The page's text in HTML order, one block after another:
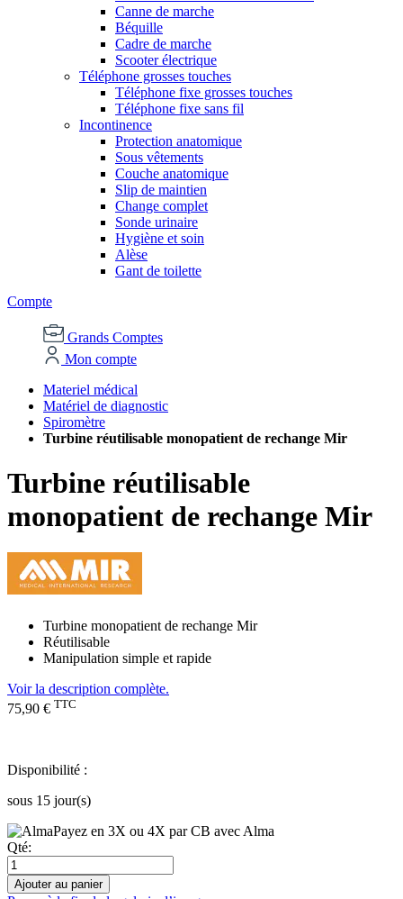
Canne de marche
Béquille
Cadre de marche
Scooter électrique
Téléphone grosses touches
Téléphone fixe grosses touches
Téléphone fixe sans fil
Incontinence
Protection anatomique
Sous vêtements
Couche anatomique
Slip de maintien
Change complet
Sonde urinaire
Hygiène et soin
Alèse
Gant de toilette
Compte
Grands Comptes
Mon compte
Materiel médical
Matériel de diagnostic
Spiromètre
Turbine réutilisable monopatient de rechange Mir
Turbine réutilisable
monopatient de rechange Mir
Turbine monopatient de rechange Mir
Réutilisable
Manipulation simple et rapide
Voir la description complète.
75,90 € TTC
Disponibilité :
sous 15 jour(s)
Payez en 3X ou 4X par CB avec Alma
Qté:
Ajouter au panier